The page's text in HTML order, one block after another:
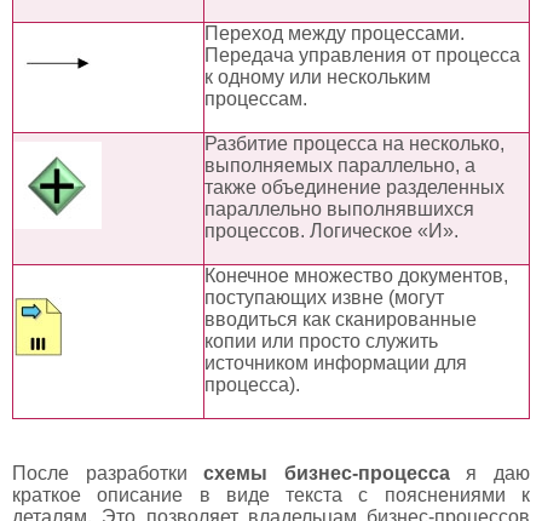
Переход между процессами.
Передача управления от процесса
к одному или нескольким
процессам.
Разбитие процесса на несколько,
выполняемых параллельно, а
также объединение разделенных
параллельно выполнявшихся
процессов. Логическое «И».
Конечное множество документов,
поступающих извне (могут
вводиться как сканированные
копии или просто служить
источником информации для
процесса).
После разработкисхемы бизнес-процессая даю
краткое описание в виде текста с пояснениями к
деталям. Это позволяет владельцам бизнес-процессов